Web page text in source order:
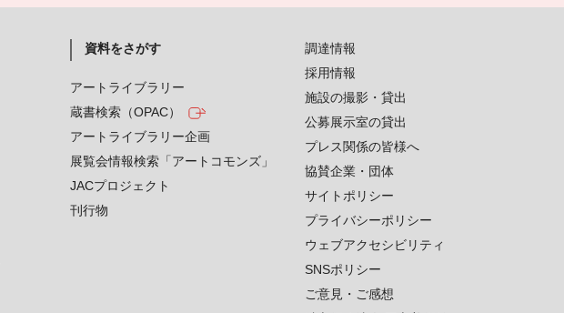
資料をさがす
アートライブラリー
蔵書検索（OPAC）
アートライブラリー企画
展覧会情報検索「アートコモンズ」
JACプロジェクト
刊行物
調達情報
採用情報
施設の撮影・貸出
公募展示室の貸出
プレス関係の皆様へ
協賛企業・団体
サイトポリシー
プライバシーポリシー
ウェブアクセシビリティ
SNSポリシー
ご意見・ご感想